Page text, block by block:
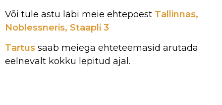
Või tule astu läbi meie ehtepoest Tallinnas,
Noblessneris, Staapli 3
Tartus saab meiega ehteteemasid arutada
eelnevalt kokku lepitud ajal.